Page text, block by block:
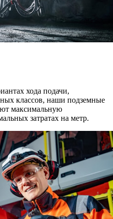
хода подачи,
классов, наши подземные
максимальную
затратах на метр.